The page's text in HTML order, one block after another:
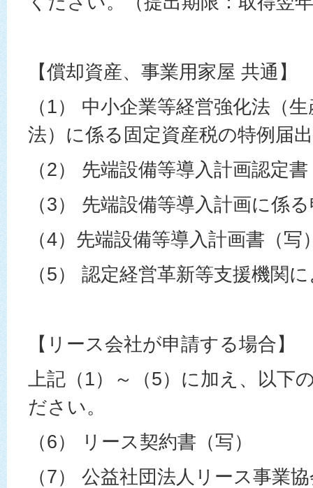
【償却資産、事業用家屋 共通】
（1） 中小企業等経営強化法（
法）に係る固定資産税の特例届
（2） 先端設備等導入計画認定
（3） 先端設備等導入計画に係
（4）先端設備等導入計画書（写
（5） 認定経営革新等支援機関
【リース会社が申請する場合】
上記（1）～（5）に加え、以下
ださい。
（6） リース契約書（写）
（7） 公益社団法人リース事業